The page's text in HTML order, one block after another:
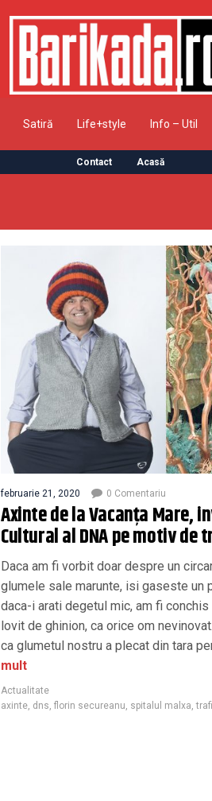
Satiră Life+style Info – Util
Contact Acasă
februarie 21, 2020 0 Comentariu
Axinte de la Vacanța Mare,
Cultural al DNA pe motiv de
Daca am fi vorbit doar despre un
glumele sale marunte, isi gaseste un
daca-i arati degetul mic, am fi
lovit de ghinion, ca orice om
ca glumetul nostru a plecat din tara
mult
Actualitate
axinte dns florin secureanu spitalul malxa ,